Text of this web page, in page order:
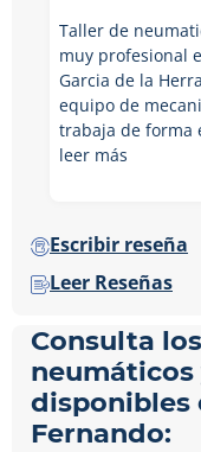
Taller de
muy profesional
Garcia de la
equipo de
trabaja de forma
leer más
Escribir reseña
Leer Reseñas
Consulta
disponibles
Fernando: